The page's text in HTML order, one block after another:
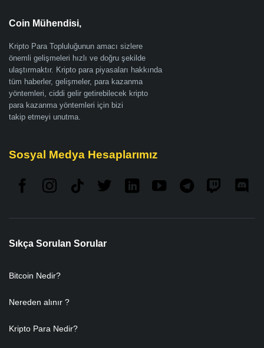
Coin Mühendisi,
Kripto Para Topluluğunun amacı sizlere
önemli gelişmeleri hızlı ve doğru şekilde
ulaştırmaktır. Kripto para piyasaları hakkında
tüm haberler, gelişmeler, para kazanma
yöntemleri, ciddi gelir getirebilecek kripto
para kazanma yöntemleri için bizi
takip etmeyi unutma.
Sosyal Medya Hesaplarımız
Sıkça Sorulan Sorular
Bitcoin Nedir?
Nereden alınır ?
Kripto Para Nedir?